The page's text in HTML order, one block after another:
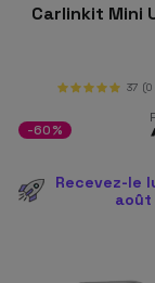
Carlinkit Mini
37 (0
-60%
Recevez-le
août